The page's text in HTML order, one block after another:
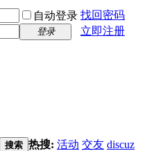
自动登录 找回密码
登录 立即注册
搜索 热搜: 活动 交友 discuz